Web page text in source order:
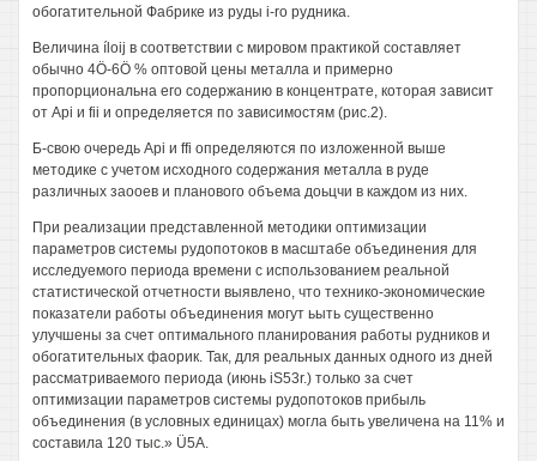
обогатительной Фабрике из руды i-ro рудника.
Величина íloij в соответствии с мировом практикой составляет
обычно 4Ö-6Ö % оптовой цены металла и примерно
пропорциональна его содержанию в концентрате, которая зависит
от Api и fii и определяется по зависимостям (рис.2).
Б-свою очередь Api и ffi определяются по изложенной выше
методике с учетом исходного содержания металла в руде
различных заооев и планового объема доьцчи в каждом из них.
При реализации представленной методики оптимизации
параметров системы рудопотоков в масштабе объединения для
исследуемого периода времени с использованием реальной
статистической отчетности выявлено, что технико-экономические
показатели работы объединения могут ьыть существенно
улучшены за счет оптимального планирования работы рудников и
обогатительных фаорик. Так, для реальных данных одного из дней
рассматриваемого периода (июнь iS53r.) только за счет
оптимизации параметров системы рудопотоков прибыль
объединения (в условных единицах) могла быть увеличена на 11% и
составила 120 тыс.» Ü5A.